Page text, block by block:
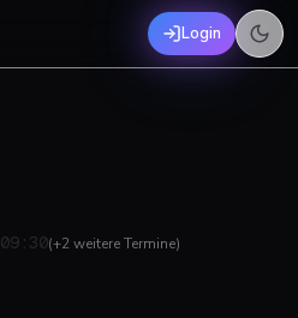
Login
09:30(+2weitereTermine)